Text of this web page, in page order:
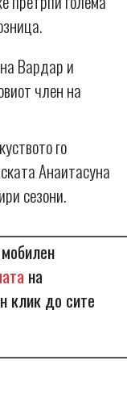
Вардар и
член на
го
Анаитасуна
сезони.
на
клик до сите